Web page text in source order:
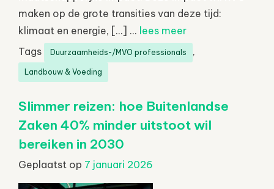
maken op de grote transities van deze tijd:
klimaat en energie, […] ... lees meer
Tags
Duurzaamheids-/MVO professionals ,
Landbouw & Voeding
Slimmer reizen: hoe Buitenlandse
Zaken 40% minder uitstoot wil
bereiken in 2030
Geplaatst op 7 januari 2026